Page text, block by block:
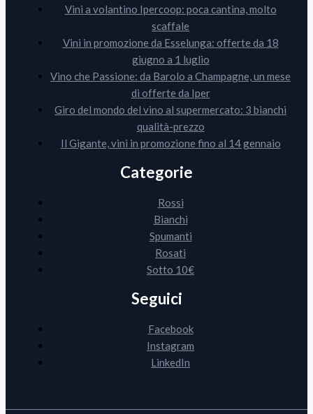
Vini a volantino Ipercoop: poca cantina, molto
scaffale
Vini in promozione da Esselunga: offerte da 18
giugno a 1 luglio
Vino che Passione: da Barolo a Champagne, un mese
di offerte da Iper
Giro del mondo del vino al supermercato: 3 bianchi
qualità-prezzo
Il Gigante, vini in promozione fino al 14 gennaio
Categorie
Rossi
Bianchi
Spumanti
Rosati
Sotto 10€
Seguici
Facebook
Instagram
LinkedIn